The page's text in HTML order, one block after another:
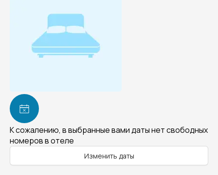
К сожалению, в выбранные вами даты нет свободных
номеров в отеле
Изменить даты